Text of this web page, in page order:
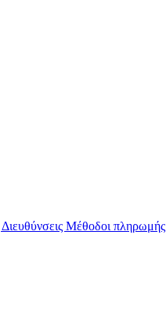
Διευθύνσεις Μέθοδοι πληρωμής